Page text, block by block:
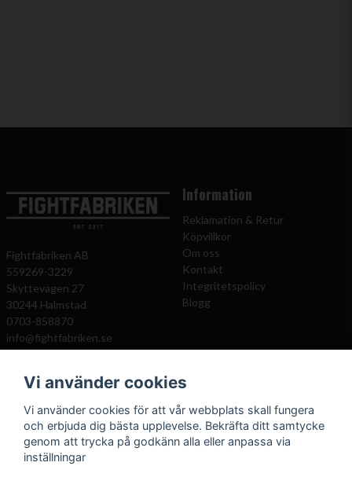
Fightfabriken AB
559269-3229
Skyttevägen 27
30244 Halmstad
0703-858870
info@fightfabriken.se
Information
Reklamation & Retur
Köpvillkor
Om oss
Kontakt
Integritetspolicy
Blogg
Mitt konto
Önskelista
Logga in
Registrera dig
Glömt lösenord?
Populära katagorier
Boxningshandskar
Benskydd
Kampsportsskydd
Vi använder cookies
Vi använder cookies för att vår webbplats skall fungera
och erbjuda dig bästa upplevelse. Bekräfta ditt samtycke
genom att trycka på godkänn alla eller anpassa via
inställningar